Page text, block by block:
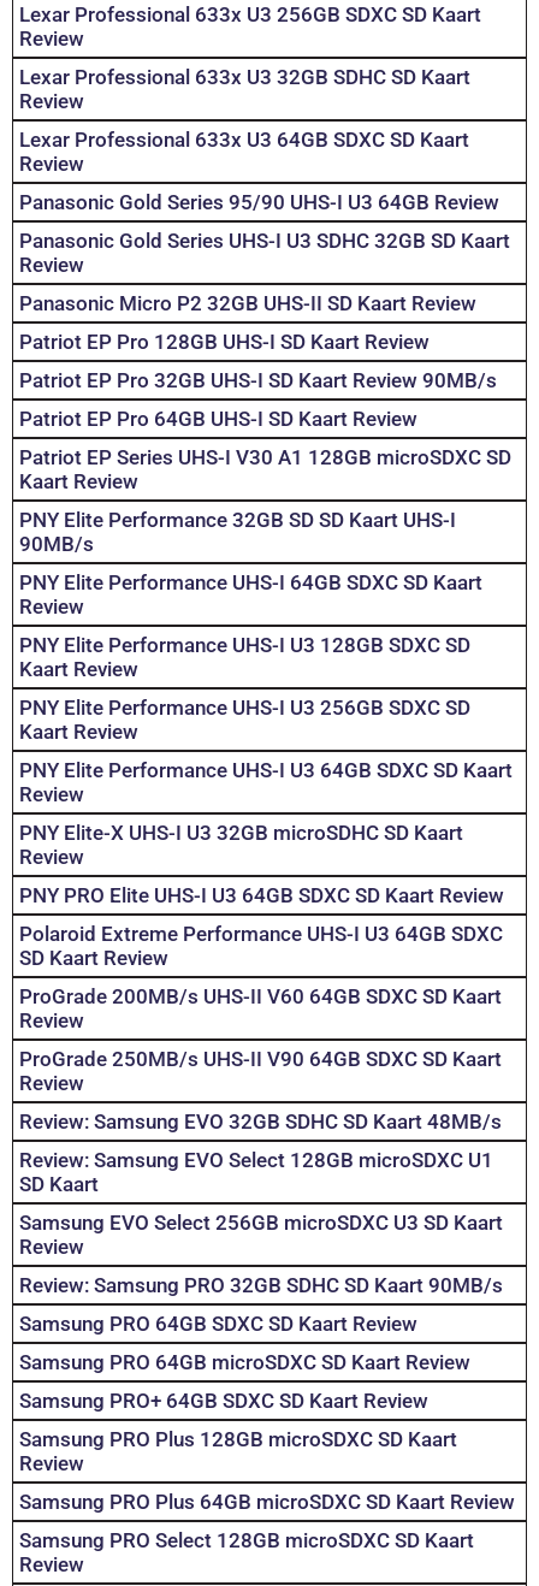
Lexar Professional 633x U3 256GB SDXC SD Kaart
Review
Lexar Professional 633x U3 32GB SDHC SD Kaart
Review
Lexar Professional 633x U3 64GB SDXC SD Kaart
Review
Panasonic Gold Series 95/90 UHS-I U3 64GB Review
Panasonic Gold Series UHS-I U3 SDHC 32GB SD Kaart
Review
Panasonic Micro P2 32GB UHS-II SD Kaart Review
Patriot EP Pro 128GB UHS-I SD Kaart Review
Patriot EP Pro 32GB UHS-I SD Kaart Review 90MB/s
Patriot EP Pro 64GB UHS-I SD Kaart Review
Patriot EP Series UHS-I V30 A1 128GB microSDXC SD
Kaart Review
PNY Elite Performance 32GB SD SD Kaart UHS-I
90MB/s
PNY Elite Performance UHS-I 64GB SDXC SD Kaart
Review
PNY Elite Performance UHS-I U3 128GB SDXC SD
Kaart Review
PNY Elite Performance UHS-I U3 256GB SDXC SD
Kaart Review
PNY Elite Performance UHS-I U3 64GB SDXC SD Kaart
Review
PNY Elite-X UHS-I U3 32GB microSDHC SD Kaart
Review
PNY PRO Elite UHS-I U3 64GB SDXC SD Kaart Review
Polaroid Extreme Performance UHS-I U3 64GB SDXC
SD Kaart Review
ProGrade 200MB/s UHS-II V60 64GB SDXC SD Kaart
Review
ProGrade 250MB/s UHS-II V90 64GB SDXC SD Kaart
Review
Review: Samsung EVO 32GB SDHC SD Kaart 48MB/s
Review: Samsung EVO Select 128GB microSDXC U1
SD Kaart
Samsung EVO Select 256GB microSDXC U3 SD Kaart
Review
Review: Samsung PRO 32GB SDHC SD Kaart 90MB/s
Samsung PRO 64GB SDXC SD Kaart Review
Samsung PRO 64GB microSDXC SD Kaart Review
Samsung PRO+ 64GB SDXC SD Kaart Review
Samsung PRO Plus 128GB microSDXC SD Kaart
Review
Samsung PRO Plus 64GB microSDXC SD Kaart Review
Samsung PRO Select 128GB microSDXC SD Kaart
Review